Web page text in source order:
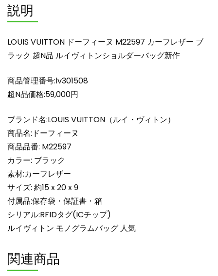
ブ
ラ
ク
超
品
ル
ヴ
ィ
ト
ン
シ
ョ
ル
ダ
ー
バ
ッ
新
作
説明
LOUIS VUITTON ドーフィーヌ M22597 カーフレザー ブ
ラック 超N品 ルイヴィトンショルダーバッグ新作
商品管理番号:lv301508
超N品価格:59,000円
ブランド名:LOUIS VUITTON（ルイ・ヴィトン）
商品名:ドーフィーヌ
商品品番: M22597
カラー: ブラック
素材:カーフレザー
サイズ: 約15 x 20 x 9
付属品:保存袋・保証書・箱
シリアル:RFIDタグ(ICチップ)
ルイヴィトン モノグラムバッグ 人気
関連商品